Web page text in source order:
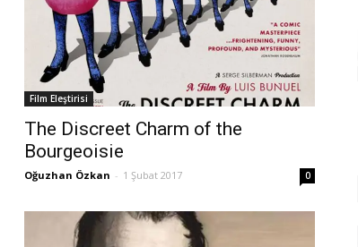
Film Eleştirisi
The Discreet Charm of the
Bourgeoisie
Oğuzhan Özkan - 1 Şubat 2017 0